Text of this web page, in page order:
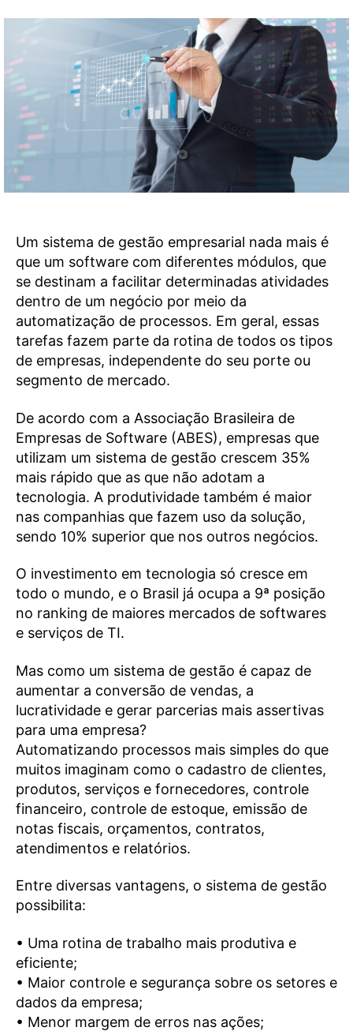
Um sistema de gestão empresarial nada mais é
que um software com diferentes módulos, que
se destinam a facilitar determinadas atividades
dentro de um negócio por meio da
automatização de processos. Em geral, essas
tarefas fazem parte da rotina de todos os tipos
de empresas, independente do seu porte ou
segmento de mercado.
De acordo com a Associação Brasileira de
Empresas de Software (ABES), empresas que
utilizam um sistema de gestão crescem 35%
mais rápido que as que não adotam a
tecnologia. A produtividade também é maior
nas companhias que fazem uso da solução,
sendo 10% superior que nos outros negócios.
O investimento em tecnologia só cresce em
todo o mundo, e o Brasil já ocupa a 9ª posição
no ranking de maiores mercados de softwares
e serviços de TI.
Mas como um sistema de gestão é capaz de
aumentar a conversão de vendas, a
lucratividade e gerar parcerias mais assertivas
para uma empresa?
Automatizando processos mais simples do que
muitos imaginam como o cadastro de clientes,
produtos, serviços e fornecedores, controle
financeiro, controle de estoque, emissão de
notas fiscais, orçamentos, contratos,
atendimentos e relatórios.
Entre diversas vantagens, o sistema de gestão
possibilita:
• Uma rotina de trabalho mais produtiva e
eficiente;
• Maior controle e segurança sobre os setores e
dados da empresa;
• Menor margem de erros nas ações;